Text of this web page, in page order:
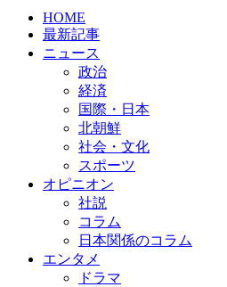
HOME
最新記事
ニュース
政治
経済
国際・日本
北朝鮮
社会・文化
スポーツ
オピニオン
社説
コラム
日本関係のコラム
エンタメ
ドラマ